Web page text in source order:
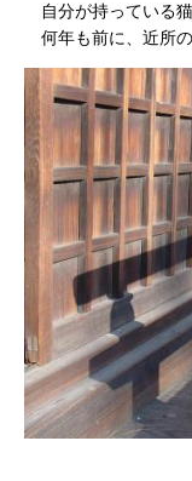
自分が持っている猫
何年も前に、近所の